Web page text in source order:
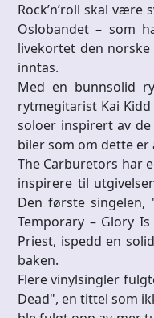
Rock’n’roll skal
Oslobandet – som
livekortet den
inntas.
Med en bunnsolid
rytmegitarist Kai
soloer inspirert av
biler som om dette er
The Carburetors har
inspirere til
Den første singelen,
Temporary – Glory
Priest, ispedd en
baken.
Flere vinylsingler
Dead", en tittel som